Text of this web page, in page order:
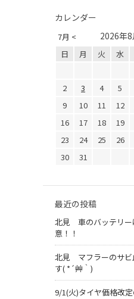
カレンダー
7月 < 2026年8
日 月 火 水
2
3 4 5
9
10 11 12
16
17 18 19
23
24 25 26
30
31
最近の投稿
北見 車のバッテリー
意！！
北見 マフラーのサビ
す( *´艸｀)
9/1(火)タイヤ価格改